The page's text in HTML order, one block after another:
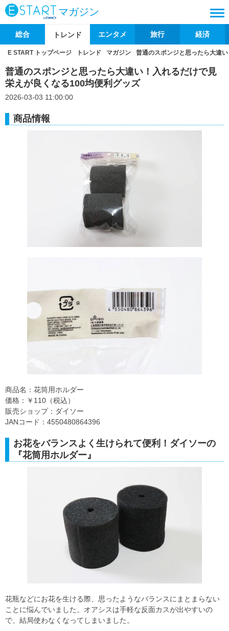
マガジン
総合 トレンド エンタメ 旅行 経済
E START トップページ トレンド マガジン 普通のスポンジと思ったら大違
普通のスポンジと思ったら大違い！入れるだけで見
栄えが良くなる100均便利グッズ
2026-03-03 11:00:00
商品情報
商品名：花筒用ホルダー
価格：￥110（税込）
販売ショップ：ダイソー
JANコード：4550480864396
お花をバランスよく生けられて便利！ダイソーの
『花筒用ホルダー』
花瓶などにお花を生ける際、思ったようなバランスにまとまらない
ことに悩んでいました。オアシスは手軽な反面カスが出やすいの
で、結局使わなくなってしまいました。